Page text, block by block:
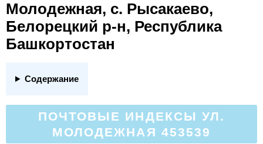
Молодежная, с. Рысакаево,
Белорецкий р-н, Республика
Башкортостан
Содержание
ПОЧТОВЫЕ ИНДЕКСЫ УЛ.
МОЛОДЕЖНАЯ 453539